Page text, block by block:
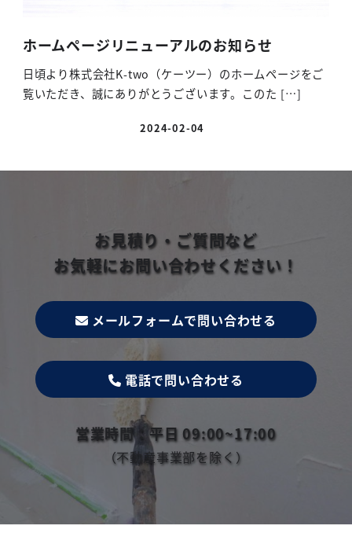
ホームページリニューアルのお知らせ
日頃より株式会社K-two（ケーツー）のホームページをご
覧いただき、誠にありがとうございます。このた […]
2024-02-04
お見積り・ご質問など
お気軽にお問い合わせください！
メールフォームで問い合わせる
電話で問い合わせる
営業時間：平日 09:00~17:00
（不動産事業部を除く）